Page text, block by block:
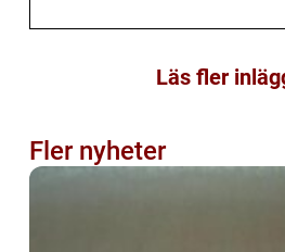
Läs fler
Fler nyheter